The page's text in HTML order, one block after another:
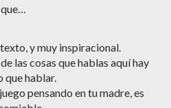
y muy inspiracional.
las cosas que hablas aquí hay
que hablar.
pensando en tu madre, es